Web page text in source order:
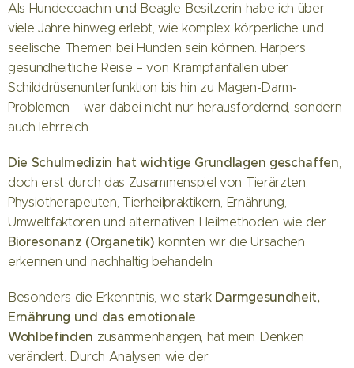
Als Hundecoachin und Beagle-Besitzerin habe ich über
viele Jahre hinweg erlebt, wie komplex körperliche und
seelische Themen bei Hunden sein können. Harpers
gesundheitliche Reise – von Krampfanfällen über
Schilddrüsenunterfunktion bis hin zu Magen-Darm-
Problemen – war dabei nicht nur herausfordernd, sondern
auch lehrreich.
Die Schulmedizin hat wichtige Grundlagen geschaffen,
doch erst durch das Zusammenspiel von Tierärzten,
Physiotherapeuten, Tierheilpraktikern, Ernährung,
Umweltfaktoren und alternativen Heilmethoden wie der
Bioresonanz (Organetik) konnten wir die Ursachen
erkennen und nachhaltig behandeln.
Besonders die Erkenntnis, wie stark Darmgesundheit,
Ernährung und das emotionale
Wohlbefinden zusammenhängen, hat mein Denken
verändert. Durch Analysen wie der